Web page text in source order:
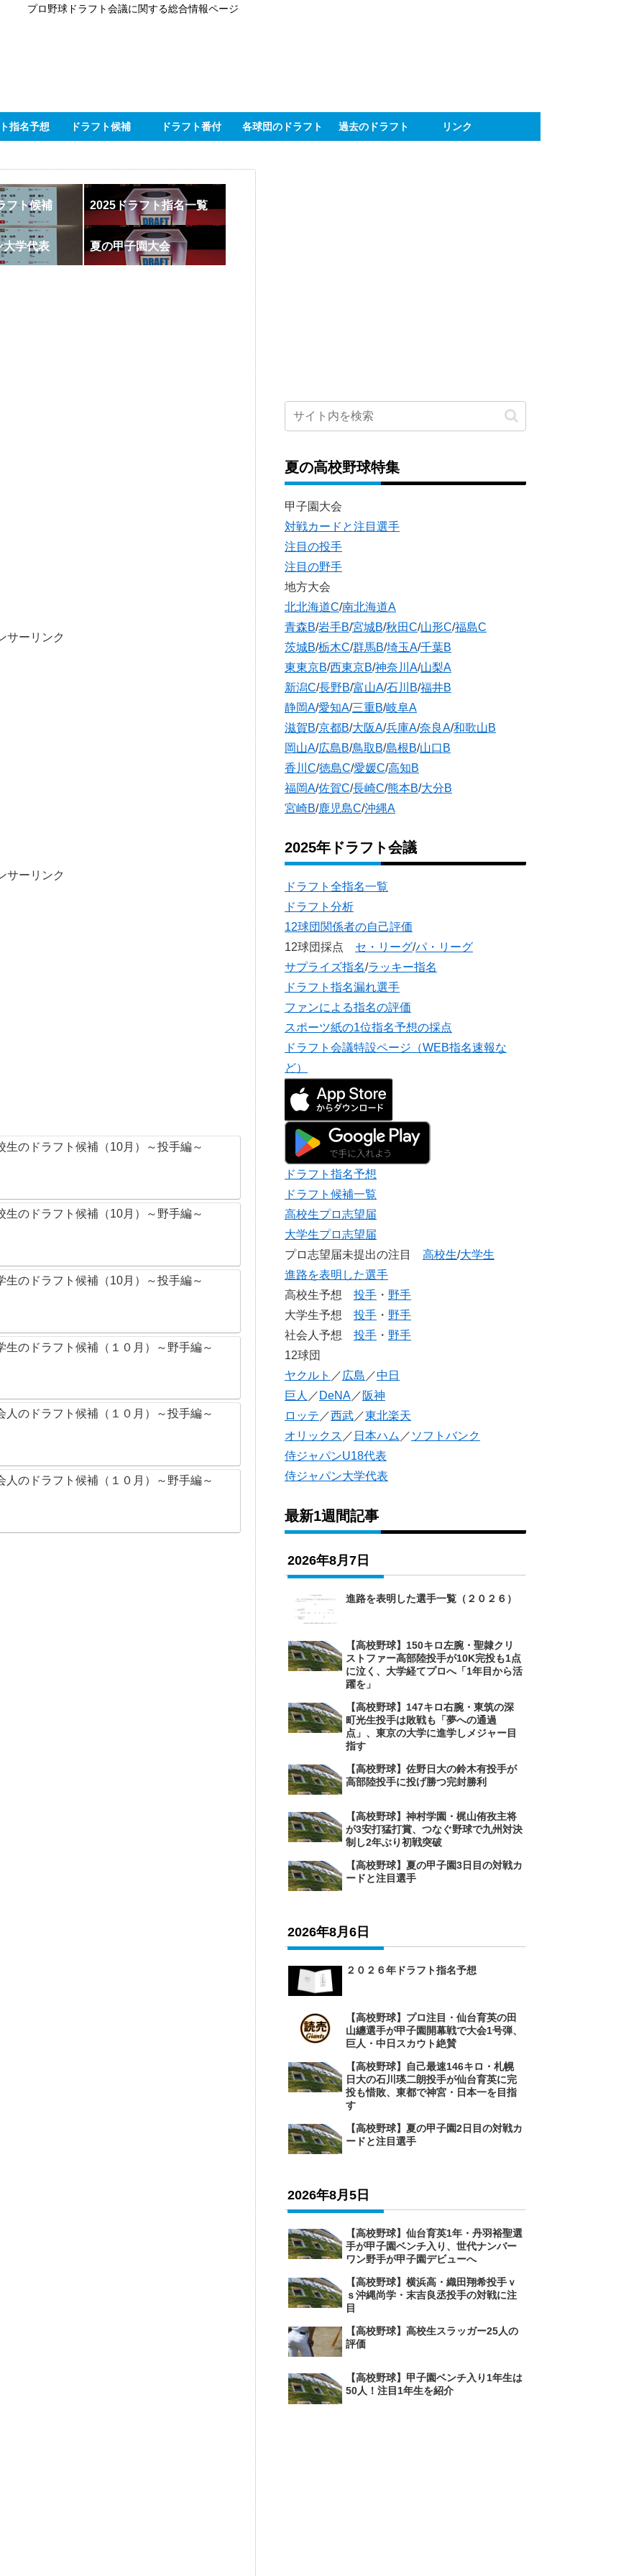
プロ野球ドラフト会議に関する総合情報ページ
指名予想 ドラフト候補 ドラフト番付 各球団のドラフト 過去のドラフト リンク
フト候補 2025ドラフト指名一覧
大学代表 夏の甲子園大会
サーリンク
サーリンク
生のドラフト候補（10月）～投手編～
生のドラフト候補（10月）～野手編～
生のドラフト候補（10月）～投手編～
生のドラフト候補（１０月）～野手編～
人のドラフト候補（１０月）～投手編～
人のドラフト候補（１０月）～野手編～
夏の高校野球特集
甲子園大会
対戦カードと注目選手
注目の投手
注目の野手
地方大会
北北海道C/南北海道A
青森B/岩手B/宮城B/秋田C/山形C/福島C
茨城B/栃木C/群馬B/埼玉A/千葉B
東東京B/西東京B/神奈川A/山梨A
新潟C/長野B/富山A/石川B/福井B
静岡A/愛知A/三重B/岐阜A
滋賀B/京都B/大阪A/兵庫A/奈良A/和歌山B
岡山A/広島B/鳥取B/島根B/山口B
香川C/徳島C/愛媛C/高知B
福岡A/佐賀C/長崎C/熊本B/大分B
宮崎B/鹿児島C/沖縄A
2025年ドラフト会議
ドラフト全指名一覧
ドラフト分析
12球団関係者の自己評価
12球団採点 セ・リーグ/パ・リーグ
サプライズ指名/ラッキー指名
ドラフト指名漏れ選手
ファンによる指名の評価
スポーツ紙の1位指名予想の採点
ドラフト会議特設ページ（WEB指名速報な
ど）
ドラフト指名予想
ドラフト候補一覧
高校生プロ志望届
大学生プロ志望届
プロ志望届未提出の注目 高校生/大学生
進路を表明した選手
高校生予想 投手 ・ 野手
大学生予想 投手 ・ 野手
社会人予想 投手 ・ 野手
12球団
ヤクルト ／ 広島 ／中日
巨人 ／ DeNA ／ 阪神
ロッテ ／西武 ／東北楽天
オリックス ／ 日本ハム ／ ソフトバンク
侍ジャパンU18代表
侍ジャパン大学代表
最新1週間記事
2026年8月7日
進路を表明した選手一覧（２０２６）
【高校野球】150キロ左腕・聖隷クリ
ストファー高部陸投手が10K完投も1点
に泣く、大学経てプロへ「1年目から活
躍を」
【高校野球】147キロ右腕・東筑の深
町光生投手は敗戦も「夢への通過
点」、東京の大学に進学しメジャー目
指す
【高校野球】佐野日大の鈴木有投手が
高部陸投手に投げ勝つ完封勝利
【高校野球】神村学園・梶山侑孜主将
が3安打猛打賞、つなぐ野球で九州対決
制し2年ぶり初戦突破
【高校野球】夏の甲子園3日目の対戦カ
ードと注目選手
2026年8月6日
２０２６年ドラフト指名予想
【高校野球】プロ注目・仙台育英の田
山纏選手が甲子園開幕戦で大会1号弾、
巨人・中日スカウト絶賛
【高校野球】自己最速146キロ・札幌
日大の石川瑛二朗投手が仙台育英に完
投も惜敗、東都で神宮・日本一を目指
す
【高校野球】夏の甲子園2日目の対戦カ
ードと注目選手
2026年8月5日
【高校野球】仙台育英1年・丹羽裕聖選
手が甲子園ベンチ入り、世代ナンバー
ワン野手が甲子園デビューへ
【高校野球】横浜高・織田翔希投手ｖ
ｓ沖縄尚学・末吉良丞投手の対戦に注
目
【高校野球】高校生スラッガー25人の
評価
【高校野球】甲子園ベンチ入り1年生は
50人！注目1年生を紹介